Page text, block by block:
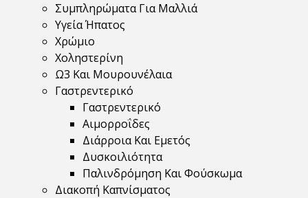
Συμπληρώματα Για Μαλλιά
Υγεία Ήπατος
Χρώμιο
Χοληστερίνη
Ω3 Και Μουρουνέλαια
Γαστρεντερικό
Γαστρεντερικό
Αιμορροΐδες
Διάρροια Και Εμετός
Δυσκοιλιότητα
Παλινδρόμηση Και Φούσκωμα
Διακοπή Καπνίσματος